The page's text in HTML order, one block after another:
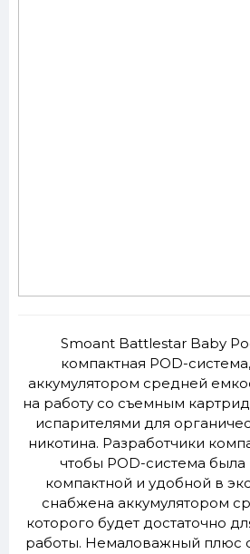
Smoant Battlestar Baby
компактная POD-
аккумулятором средней
на работу со съемным
испарителями для
никотина. Разработчики
чтобы POD-система
компактной и удобной в
снабжена аккумулятором
которого будет достаточно
работы. Немаловажный плюс